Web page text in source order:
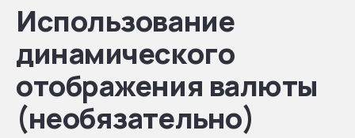
Использование
динамического
отображения валюты
(необязательно)